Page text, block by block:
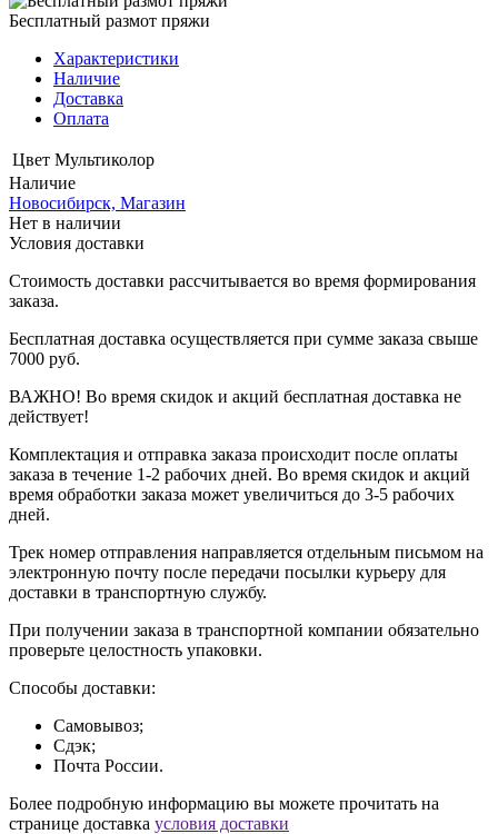
Бесплатный размот пряжи
Характеристики
Наличие
Доставка
Оплата
Цвет Мультиколор
Наличие
Новосибирск, Магазин
Нет в наличии
Условия доставки
Стоимость доставки рассчитывается во время формирования
заказа.
Бесплатная доставка осуществляется при сумме заказа свыше
7000 руб.
ВАЖНО! Во время скидок и акций бесплатная доставка не
действует!
Комплектация и отправка заказа происходит после оплаты
заказа в течение 1-2 рабочих дней. Во время скидок и акций
время обработки заказа может увеличиться до 3-5 рабочих
дней.
Трек номер отправления направляется отдельным письмом на
электронную почту после передачи посылки курьеру для
доставки в транспортную службу.
При получении заказа в транспортной компании обязательно
проверьте целостность упаковки.
Способы доставки:
Самовывоз;
Сдэк;
Почта России.
Более подробную информацию вы можете прочитать на
странице доставка условия доставки